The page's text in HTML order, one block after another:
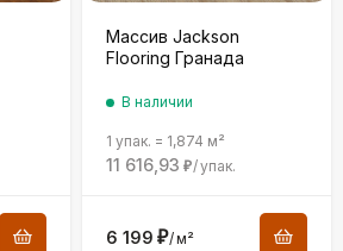
Массив Jackson
Flooring Гранада
В наличии
1 упак. = 1,874 м²
11 616,93 ₽/упак.
6 199 ₽/м²